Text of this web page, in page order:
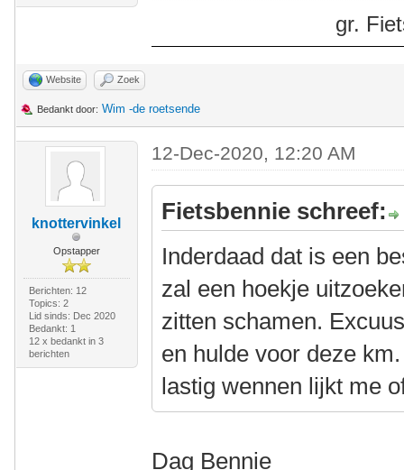
gr.
Website Zoek
Bedankt door: Wim -de roetsende
knottervinkel
Opstapper
Berichten: 12
Topics: 2
Lid sinds: Dec 2020
Bedankt: 1
12 x bedankt in 3
berichten
12-Dec-2020, 12:20 AM
Fietsbennie schreef:
Inderdaad dat is een
zal een hoekje
zitten schamen.
en hulde voor deze
lastig wennen lijkt me
Dag Bennie